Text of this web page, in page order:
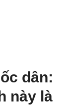
dân:
này là